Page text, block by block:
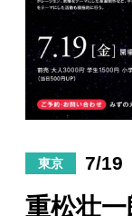
プロフィー
演奏依頼
東京 7/19
重松壮